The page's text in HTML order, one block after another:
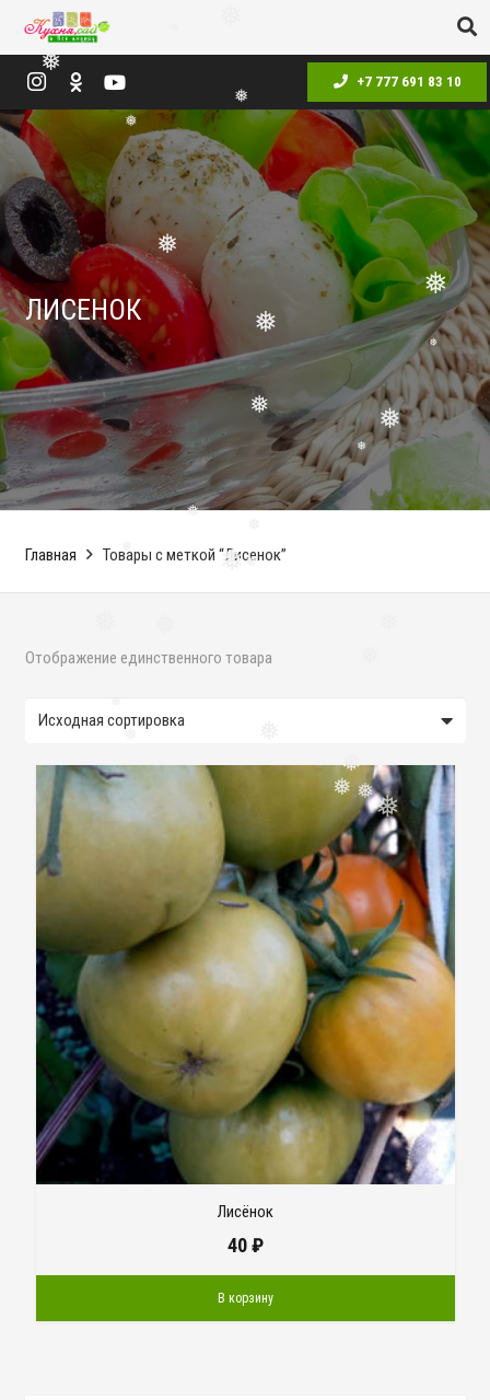
❅
❅
❅
❅
❅
❅
❅
❅
❅
❅
❅
❅
❅
❅
❅
❅
❅
❅ +7 777 691 83 10
ЛИСЕНОК
Главная Товары с меткой “Лисенок”
Отображение единственного товара
Лисёнок
40₽
В корзину